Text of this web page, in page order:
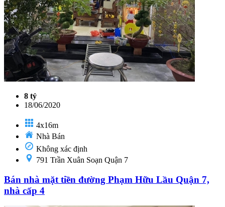
8 tỷ
18/06/2020
4x16m
Nhà Bán
Không xác định
791 Trần Xuân Soạn Quận 7
Bán nhà mặt tiền đường Phạm Hữu Lầu Quận 7,
nhà cấp 4